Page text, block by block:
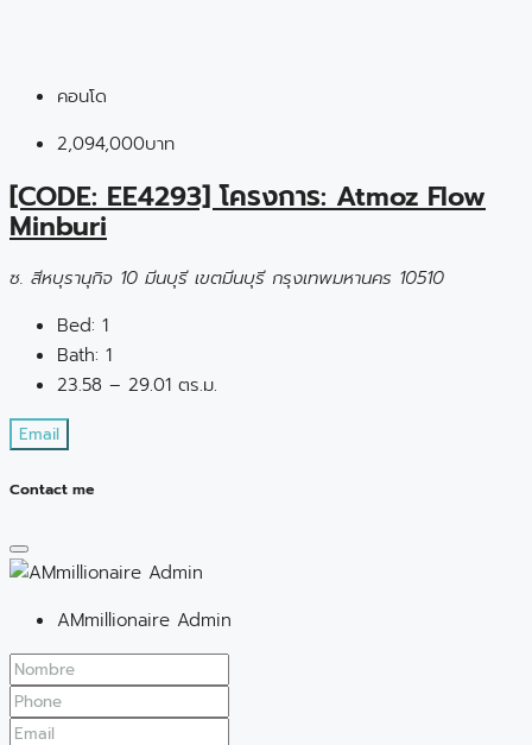
คอนโด
2,094,000บาท
[CODE: EE4293] โครงการ: Atmoz Flow
Minburi
ซ. สีหบุรานุกิจ 10 มีนบุรี เขตมีนบุรี กรุงเทพมหานคร 10510
Bed: 1
Bath: 1
23.58 – 29.01 ตร.ม.
Email
Contact me
AMmillionaire Admin